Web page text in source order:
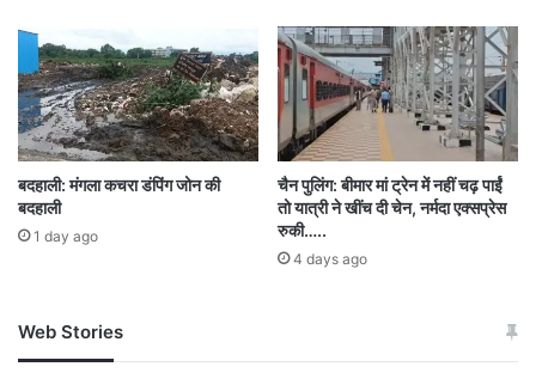
बदहाली: मंगला कचरा डंपिंग जोन की
बदहाली
1 day ago
चैन पुलिंग: बीमार मां ट्रेन में नहीं चढ़ पाईं
तो यात्री ने खींच दी चेन, नर्मदा एक्सप्रेस
रुकी…..
4 days ago
Web Stories
जम्मू-कश्मीर में बारिश से
अपडेट
खाई में धक्का… आरोपियों ने